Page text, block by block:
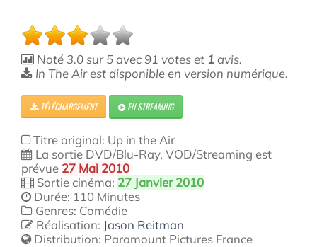
Noté 3.0sur5 avec91 votes et 1 avis.
In The Air est disponible en version numérique.
TÉLÉCHARGEMENT EN STREAMING
Titre original: Up in the Air
La sortie DVD/Blu-Ray, VOD/Streaming est
prévue 27 Mai 2010
Sortie cinéma: 27 Janvier 2010
Durée: 110 Minutes
Genres: Comédie
Réalisation: Jason Reitman
Distribution: Paramount Pictures France